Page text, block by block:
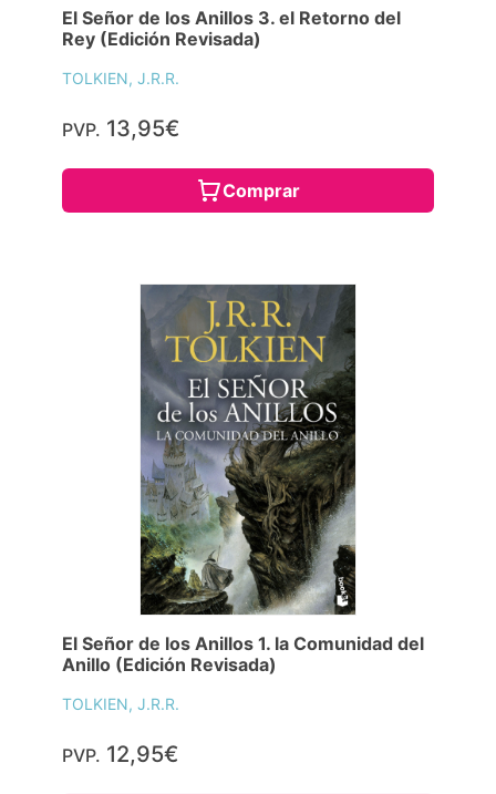
El Señor de los Anillos 3. el Retorno del
Rey (Edición Revisada)
TOLKIEN, J.R.R.
PVP. 13,95€
Comprar
El Señor de los Anillos 1. la Comunidad del
Anillo (Edición Revisada)
TOLKIEN, J.R.R.
PVP. 12,95€